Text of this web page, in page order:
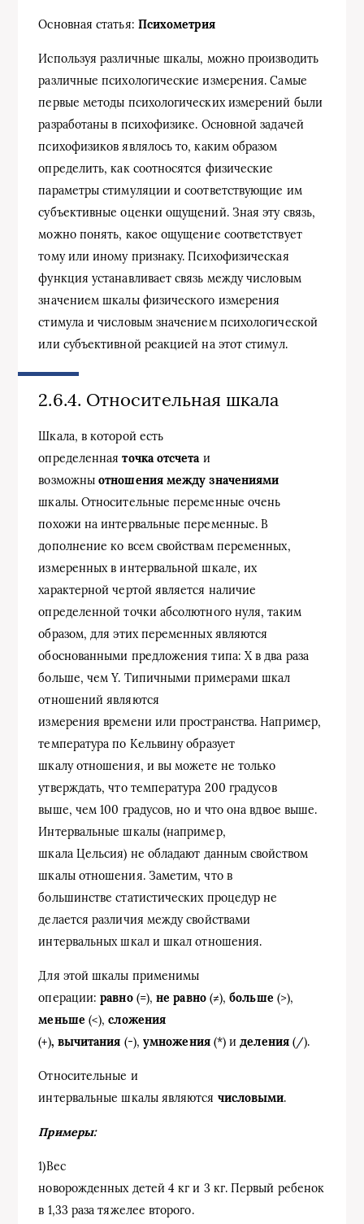
Основная статья: Психометрия
Используя различные шкалы, можно производить
различные психологические измерения. Самые
первые методы психологических измерений были
разработаны в психофизике. Основной задачей
психофизиков являлось то, каким образом
определить, как соотносятся физические
параметры стимуляции и соответствующие им
субъективные оценки ощущений. Зная эту связь,
можно понять, какое ощущение соответствует
тому или иному признаку. Психофизическая
функция устанавливает связь между числовым
значением шкалы физического измерения
стимула и числовым значением психологической
или субъективной реакцией на этот стимул.
2.6.4. Относительная шкала
Шкала, в которой есть
определеннаяточка отсчетаи
возможныотношения между значениями
шкалы. Относительные переменные очень
похожи на интервальные переменные. В
дополнение ко всем свойствам переменных,
измеренных в интервальной шкале, их
характерной чертой является наличие
определенной точки абсолютного нуля, таким
образом, для этих переменных являются
обоснованными предложения типа: Xв два раза
больше, чемY. Типичными примерами шкал
отношений являются
измерения времени или пространства. Например,
температура по Кельвину образует
шкалу отношения, и вы можете не только
утверждать, что температура 200 градусов
выше, чем 100 градусов, но и что она вдвое выше.
Интервальные шкалы (например,
шкала Цельсия) не обладают данным свойством
шкалы отношения. Заметим, что в
большинстве статистических процедур не
делается различия между свойствами
интервальных шкал и шкал отношения.
Для этой шкалы применимы
операции:равно(=),не равно(≠),больше (>),
меньше (<),сложения
(+), вычитания (-),умножения(*) иделения(/).
Относительные и
интервальные шкалы являются числовыми.
Примеры:
1)Вес
новорожденных детей 4 кг и 3 кг. Первый ребенок
в 1,33 раза тяжелее второго.